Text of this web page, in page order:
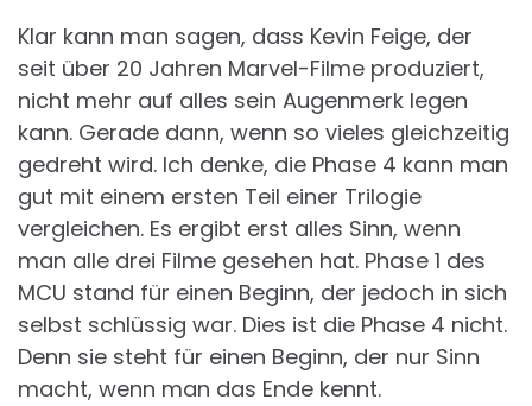
Klar kann man sagen, dass Kevin Feige, der
seit über 20 Jahren Marvel-Filme produziert,
nicht mehr auf alles sein Augenmerk legen
kann. Gerade dann, wenn so vieles gleichzeitig
gedreht wird. Ich denke, die Phase 4 kann man
gut mit einem ersten Teil einer Trilogie
vergleichen. Es ergibt erst alles Sinn, wenn
man alle drei Filme gesehen hat. Phase 1 des
MCU stand für einen Beginn, der jedoch in sich
selbst schlüssig war. Dies ist die Phase 4 nicht.
Denn sie steht für einen Beginn, der nur Sinn
macht, wenn man das Ende kennt.